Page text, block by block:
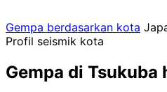
Gempa berdasarkan kota
Profil seismik kota
Gempa di Tsukuba